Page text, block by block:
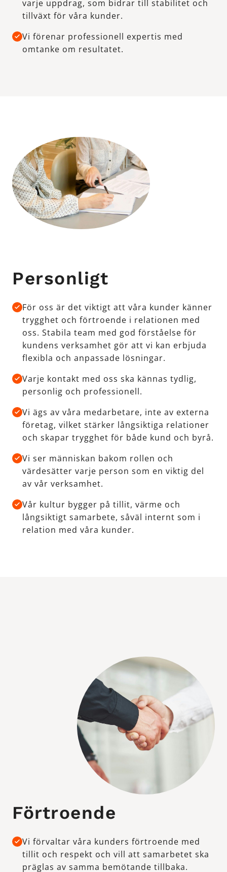
varje uppdrag, som bidrar till stabilitet och
tillväxt för våra kunder.
Vi förenar professionell expertis med
omtanke om resultatet.
Personligt
För oss är det viktigt att våra kunder känner
trygghet och förtroende i relationen med
oss. Stabila team med god förståelse för
kundens verksamhet gör att vi kan erbjuda
flexibla och anpassade lösningar.
Varje kontakt med oss ska kännas tydlig,
personlig och professionell.
Vi ägs av våra medarbetare, inte av externa
företag, vilket stärker långsiktiga relationer
och skapar trygghet för både kund och byrå.
Vi ser människan bakom rollen och
värdesätter varje person som en viktig del
av vår verksamhet.
Vår kultur bygger på tillit, värme och
långsiktigt samarbete, såväl internt som i
relation med våra kunder.
Förtroende
Vi förvaltar våra kunders förtroende med
tillit och respekt och vill att samarbetet ska
präglas av samma bemötande tillbaka.